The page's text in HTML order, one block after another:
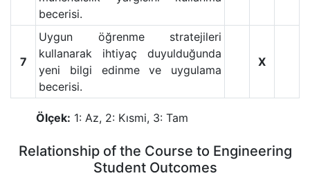
becerisi.
7
Uygun öğrenme stratejileri
kullanarak ihtiyaç duyulduğunda
yeni bilgi edinme ve uygulama
becerisi.
X
Ölçek: 1: Az, 2: Kısmi, 3: Tam
Relationship of the Course to Engineering
Student Outcomes